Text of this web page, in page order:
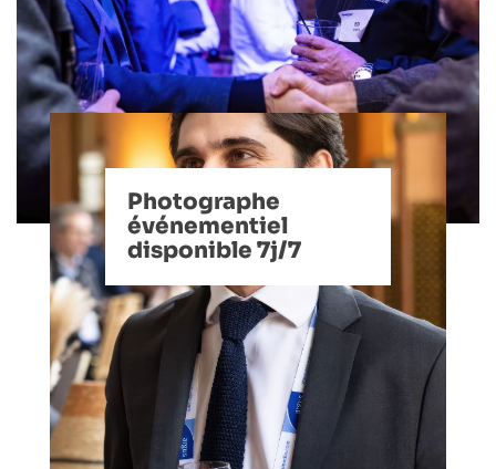
Photographe
événementiel
disponible 7j/7